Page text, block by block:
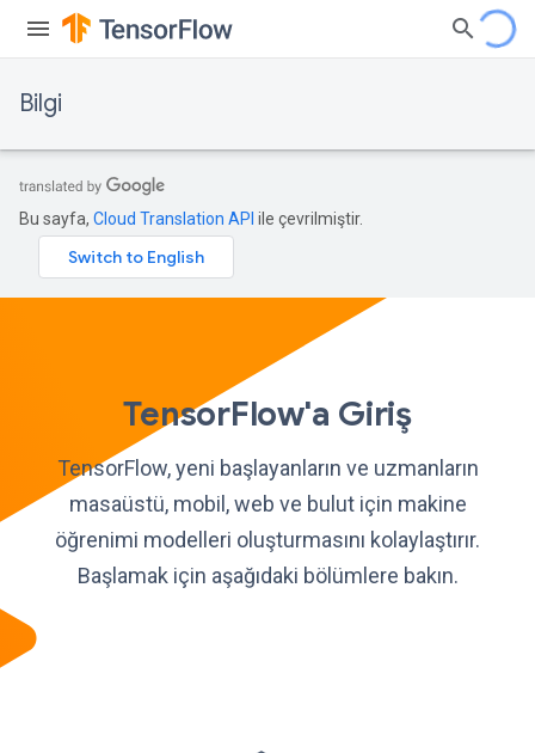
Bilgi
Bu sayfa, Cloud Translation API ile çevrilmiştir.
TensorFlow'a Giriş
TensorFlow, yeni başlayanların ve uzmanların
masaüstü, mobil, web ve bulut için makine
öğrenimi modelleri oluşturmasını kolaylaştırır.
Başlamak için aşağıdaki bölümlere bakın.